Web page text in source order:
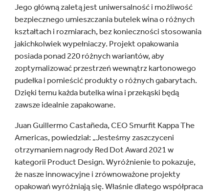
Jego główną zaletą jest uniwersalność i możliwość
bezpiecznego umieszczania butelek wina o różnych
kształtach i rozmiarach, bez konieczności stosowania
jakichkolwiek wypełniaczy. Projekt opakowania
posiada ponad 220 różnych wariantów, aby
zoptymalizować przestrzeń wewnątrz kartonowego
pudełka i pomieścić produkty o różnych gabarytach.
Dzięki temu każda butelka wina i przekąski będą
zawsze idealnie zapakowane.
Juan Guillermo Castañeda, CEO Smurfit Kappa The
Americas, powiedział: „Jesteśmy zaszczyceni
otrzymaniem nagrody Red Dot Award 2021 w
kategorii Product Design. Wyróżnienie to pokazuje,
że nasze innowacyjne i zrównoważone projekty
opakowań wyróżniają się. Właśnie dlatego współpraca